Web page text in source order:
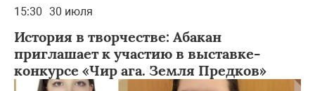
15:30 30 июля
История в творчестве: Абакан
приглашает к участию в выставке-
конкурсе «Чир ага. Земля Предков»